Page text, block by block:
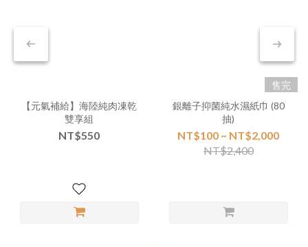
【元氣補給】海陸純肉凍乾
雙享組
NT$550
售完
銀離子抑菌純水濕紙巾 (80
抽)
NT$100 ~ NT$2,000
NT$2,400